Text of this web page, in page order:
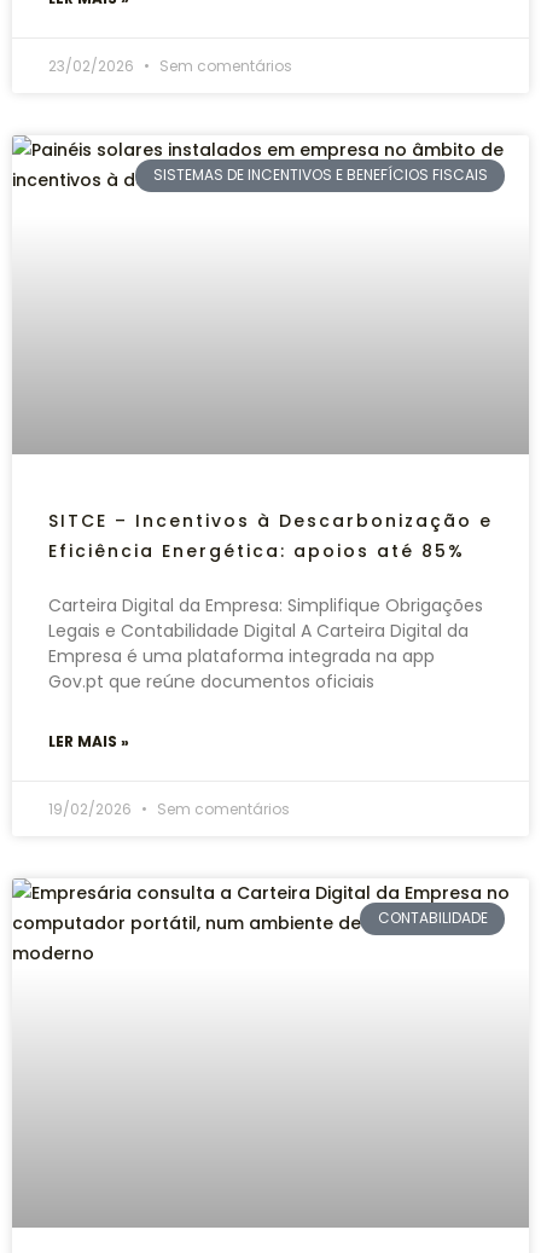
23/02/2026 Sem comentários
SISTEMAS DE INCENTIVOS E BENEFÍCIOS FISCAIS
SITCE – Incentivos à Descarbonização e
Eficiência Energética: apoios até 85%
Carteira Digital da Empresa: Simplifique Obrigações
Legais e Contabilidade Digital A Carteira Digital da
Empresa é uma plataforma integrada na app
Gov.pt que reúne documentos oficiais
LER MAIS »
19/02/2026 Sem comentários
CONTABILIDADE